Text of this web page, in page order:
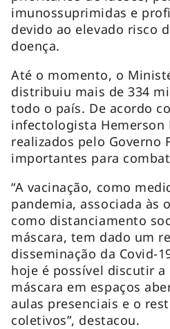
imunossuprimidas e
devido ao elevado risco
doença.
Até o momento, o
distribuiu mais de 334
todo o país. De acordo
infectologista Hemerson
realizados pelo Governo
importantes para
“A vacinação, como
pandemia, associada às
como distanciamento
máscara, tem dado um
disseminação da Covid-
hoje é possível discutir
máscara em espaços
aulas presenciais e o
coletivos”, destacou.